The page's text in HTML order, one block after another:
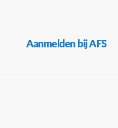
Aanmelden bij AFS